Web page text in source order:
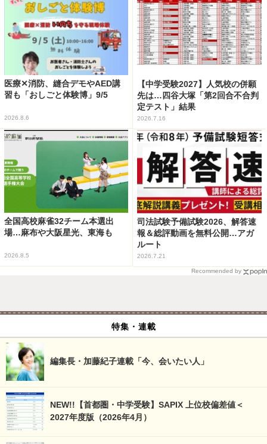
医療✕消防、縫合デモやAED講
習も「おしごと体験博」9/5
2026.8.6
【中学受験2027】人気校の併願
先は…四谷大塚「第2回合不合判
定テスト」結果
2026.7.16
全国高校麻雀32チーム本選出
場…麻布や大阪星光、東海も
2026.8.5
司法試験予備試験2026、解答速
報＆総評動画を無料公開…アガ
ルート
2026.7.21
Recommended by
特集・連載
編集長・加藤紀子連載「今、会いたい人」
NEW!!【首都圏・中学受験】SAPIX 上位校偏差値＜
2027年度版（2026年4月）